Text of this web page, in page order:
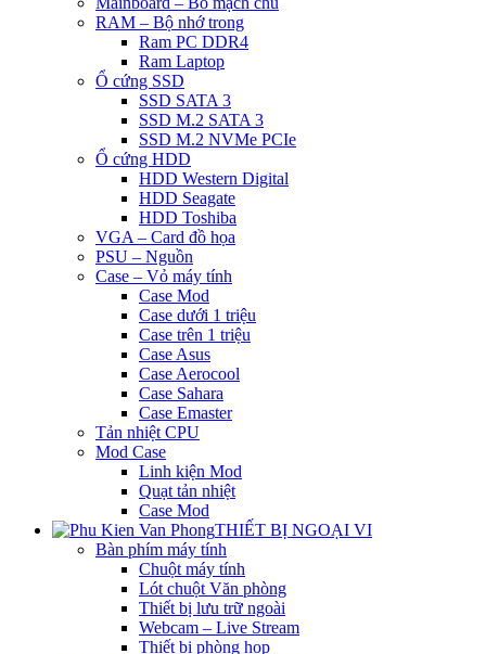
RAM – Bộ nhớ trong
Ram PC DDR4
Ram Laptop
Ổ cứng SSD
SSD SATA 3
SSD M.2 SATA 3
SSD M.2 NVMe PCIe
Ổ cứng HDD
HDD Western Digital
HDD Seagate
HDD Toshiba
VGA – Card đồ họa
PSU – Nguồn
Case – Vỏ máy tính
Case Mod
Case dưới 1 triệu
Case trên 1 triệu
Case Asus
Case Aerocool
Case Sahara
Case Emaster
Tản nhiệt CPU
Mod Case
Linh kiện Mod
Quạt tản nhiệt
Case Mod
THIẾT BỊ NGOẠI VI
Bàn phím máy tính
Chuột máy tính
Lót chuột Văn phòng
Thiết bị lưu trữ ngoài
Webcam – Live Stream
Thiết bị phòng họp